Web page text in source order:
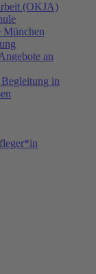
(OKJA)
München
an
in